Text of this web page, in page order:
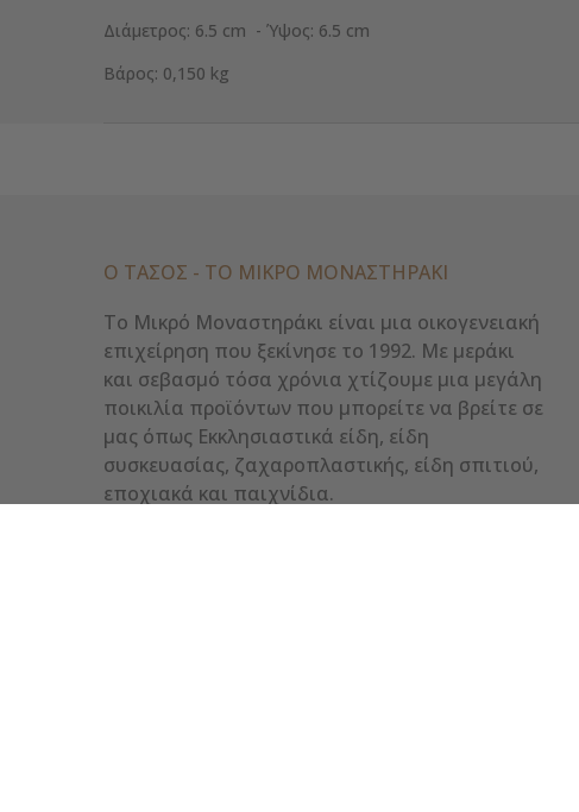
Διάμετρος: 6.5 cm - Ύψος: 6.5 cm
Βάρος: 0,150 kg
Ο ΤΑΣΟΣ - ΤΟ ΜΙΚΡΌ ΜΟΝΑΣΤΗΡΆΚΙ
Το Μικρό Μοναστηράκι είναι μια οικογενειακή
επιχείρηση που ξεκίνησε το 1992. Με μεράκι
και σεβασμό τόσα χρόνια χτίζουμε μια μεγάλη
ποικιλία προϊόντων που μπορείτε να βρείτε σε
μας όπως Εκκλησιαστικά είδη, είδη
συσκευασίας, ζαχαροπλαστικής, είδη σπιτιού,
εποχιακά και παιχνίδια.